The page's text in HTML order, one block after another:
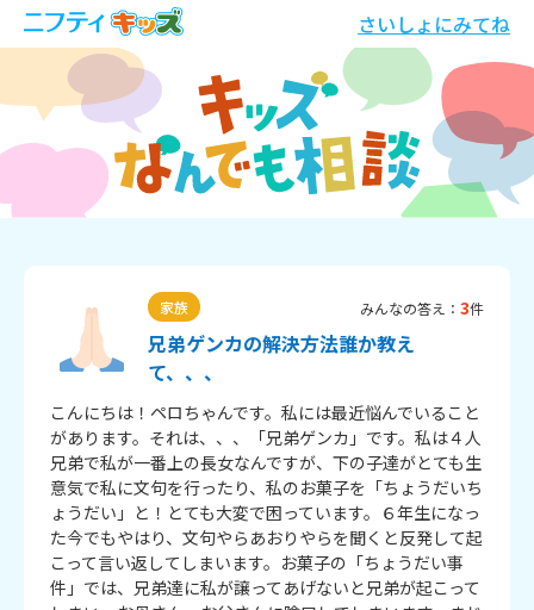
さいしょにみてね
家族 みんなの答え： 3件
兄弟ゲンカの解決方法誰か教え
て、、、
こんにちは！ペロちゃんです。私には最近悩んでいること
があります。それは、、、「兄弟ゲンカ」です。私は４人
兄弟で私が一番上の長女なんですが、下の子達がとても生
意気で私に文句を行ったり、私のお菓子を「ちょうだいち
ょうだい」と！とても大変で困っています。６年生になっ
た今でもやはり、文句やらあおりやらを聞くと反発して起
こって言い返してしまいます。お菓子の「ちょうだい事
件」では、兄弟達に私が譲ってあげないと兄弟が起こって